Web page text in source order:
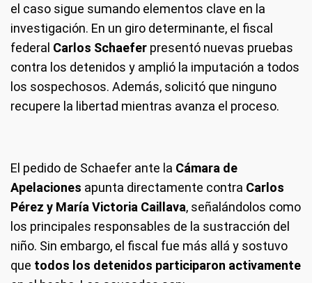
el caso sigue sumando elementos clave en la
investigación. En un giro determinante, el fiscal
federal Carlos Schaefer presentó nuevas pruebas
contra los detenidos y amplió la imputación a todos
los sospechosos. Además, solicitó que ninguno
recupere la libertad mientras avanza el proceso.
El pedido de Schaefer ante la Cámara de
Apelaciones apunta directamente contra Carlos
Pérez y María Victoria Caillava, señalándolos como
los principales responsables de la sustracción del
niño. Sin embargo, el fiscal fue más allá y sostuvo
que todos los detenidos participaron activamente